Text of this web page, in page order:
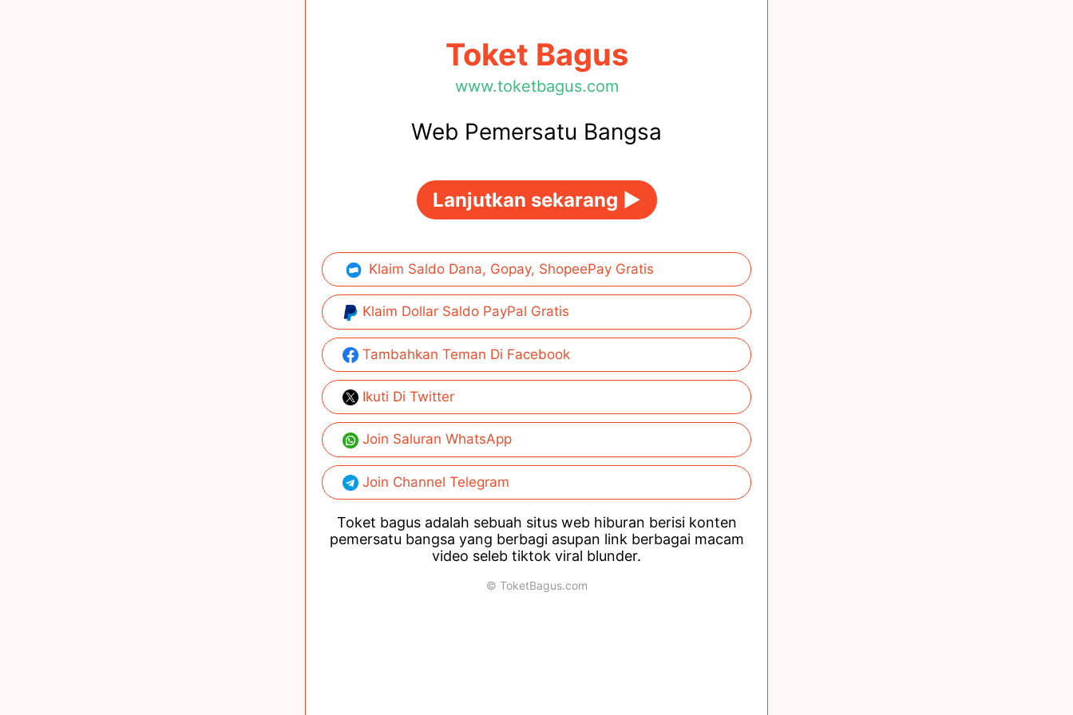
Toket Bagus
www.toketbagus.com
Web Pemersatu Bangsa
Lanjutkan sekarang ►
Klaim Saldo Dana, Gopay, ShopeePay Gratis
Klaim Dollar Saldo PayPal Gratis
Tambahkan Teman Di Facebook
Ikuti Di Twitter
Join Saluran WhatsApp
Join Channel Telegram
Toket bagus adalah sebuah situs web hiburan berisi konten
pemersatu bangsa yang berbagi asupan link berbagai macam
video seleb tiktok viral blunder.
© ToketBagus.com